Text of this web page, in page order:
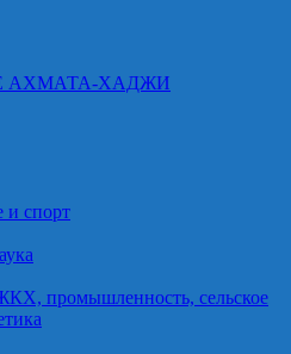
АХМАТА-ХАДЖИ
и спорт
промышленность, сельское